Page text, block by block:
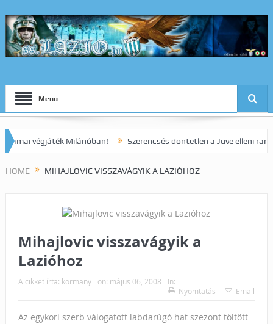
Menu
végjáték Milánóban! Szerencsés döntetlen a Juve elleni rangadón!
HOME MIHAJLOVIC VISSZAVÁGYIK A LAZIÓHOZ
Mihajlovic visszavágyik a
Lazióhoz
A cikket írta: kormany on: május 06, 2008
In:
Nyomtatás
Email
Az egykori szerb válogatott labdarúgó hat szezont töltött